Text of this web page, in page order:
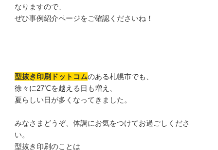
なりますので、
ぜひ事例紹介ページをご確認くださいね！
型抜き印刷ドットコムのある札幌市でも、
徐々に27℃を越える日も増え、
夏らしい日が多くなってきました。
みなさまどうぞ、体調にお気をつけてお過ごしくださ
い。
型抜き印刷のことは